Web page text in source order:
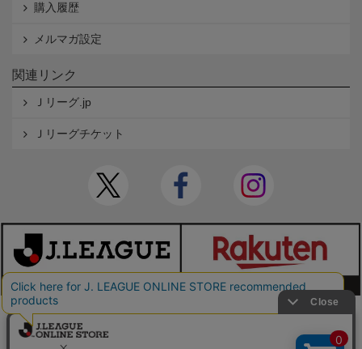
購入履歴
メルマガ設定
関連リンク
Ｊリーグ.jp
Ｊリーグチケット
本サイトで使用している文章・画像等の無断での複製・転載を禁止します。
© JAPAN PROFESSIONAL FOOTBALL LEAGUE Rakuten Group, Inc. ALL RIGHTS RE